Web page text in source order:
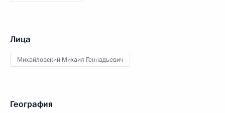
Лица
Михайловский Михаил Геннадьевич
География